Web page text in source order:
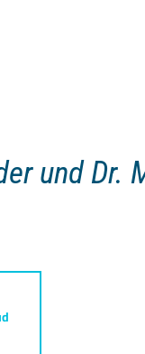
und Dr.